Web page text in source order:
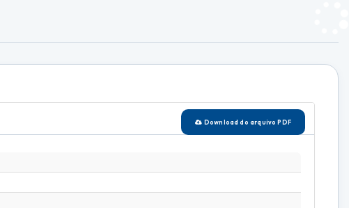
Download do arquivo PDF